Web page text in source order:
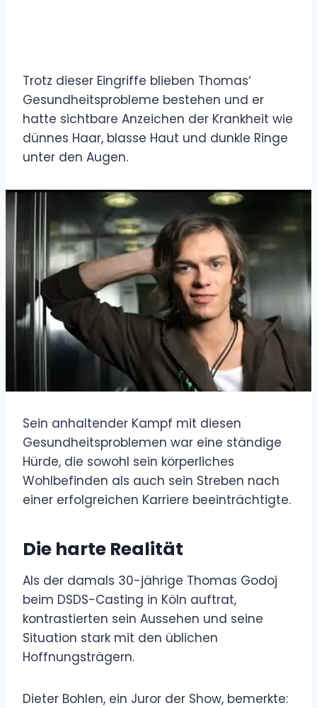
Trotz dieser Eingriffe blieben Thomas‘
Gesundheitsprobleme bestehen und er
hatte sichtbare Anzeichen der Krankheit wie
dünnes Haar, blasse Haut und dunkle Ringe
unter den Augen.
Sein anhaltender Kampf mit diesen
Gesundheitsproblemen war eine ständige
Hürde, die sowohl sein körperliches
Wohlbefinden als auch sein Streben nach
einer erfolgreichen Karriere beeinträchtigte.
Die harte Realität
Als der damals 30-jährige Thomas Godoj
beim DSDS-Casting in Köln auftrat,
kontrastierten sein Aussehen und seine
Situation stark mit den üblichen
Hoffnungsträgern.
Dieter Bohlen, ein Juror der Show, bemerkte: